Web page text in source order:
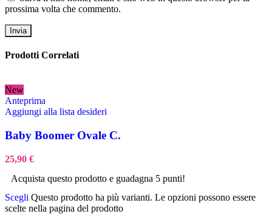
prossima volta che commento.
Prodotti Correlati
New
Anteprima
Aggiungi alla lista desideri
Baby Boomer Ovale C.
25,90 €
Acquista questo prodotto e guadagna 5 punti!
Scegli Questo prodotto ha più varianti. Le opzioni possono essere
scelte nella pagina del prodotto